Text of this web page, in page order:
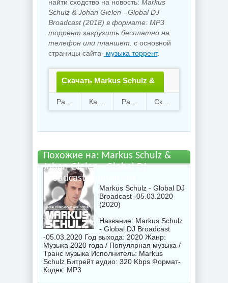
найти сходство на новость: Markus
Schulz & Johan Gielen - Global DJ
Broadcast (2018) в формате: MP3
торрент загрузить бесплатно на
телефон или планшет. с основной
страницы сайта- музыка торрент.
Скачать Markus Schulz &
Johan Gielen - Global DJ
бесплатно
57 87 275.95 Mb
Похожие на: Markus Schulz &
Johan Gielen - Global DJ
Broadcast торрентом
Markus Schulz - Global DJ
Broadcast -05.03.2020
(2020)
Название: Markus Schulz
- Global DJ Broadcast
-05.03.2020 Год выхода: 2020 Жанр:
Музыка 2020 года / Популярная музыка /
Транс музыка Исполнитель: Markus
Schulz Битрейт аудио: 320 Kbps Формат-
Кодек: MP3